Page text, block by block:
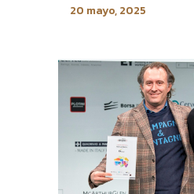
20 mayo, 2025